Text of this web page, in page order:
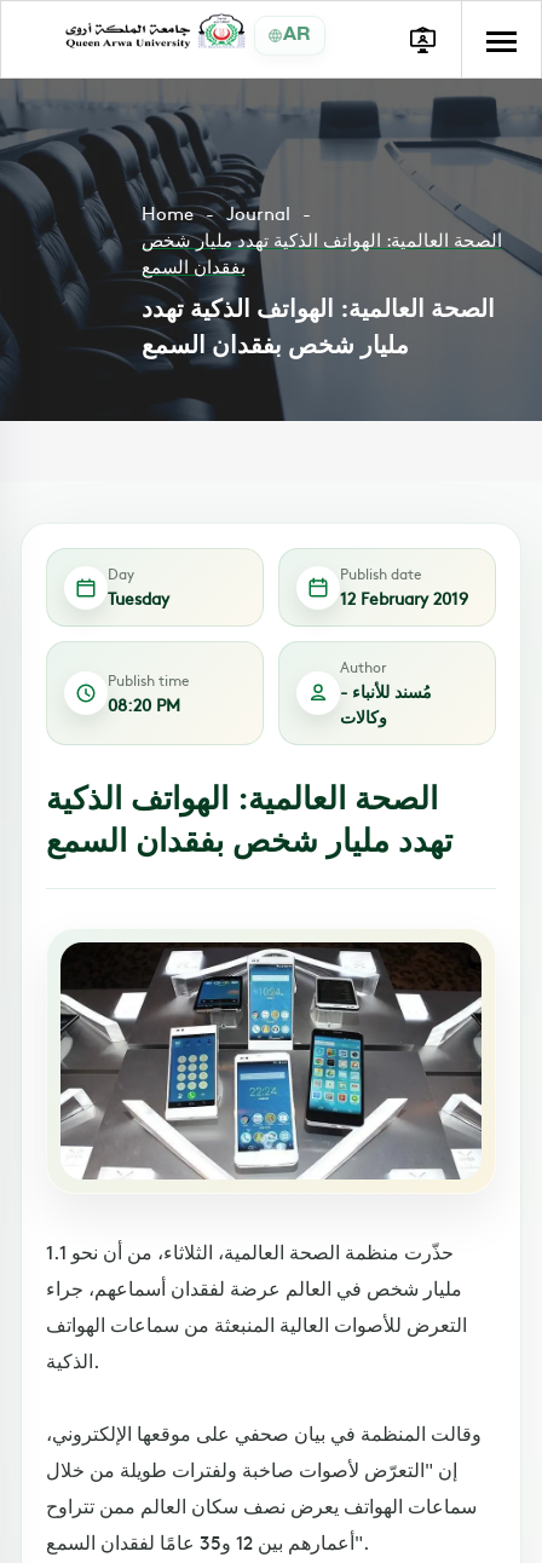
AR
Home
Journal
الصحة العالمية: الهواتف الذكية تهدد مليار شخص
بفقدان السمع
الصحة العالمية: الهواتف الذكية تهدد
مليار شخص بفقدان السمع
Day
Tuesday
Publish date
12 February 2019
Publish time
08:20 PM
Author
مُسند للأنباء -
وكالات
الصحة العالمية: الهواتف الذكية
تهدد مليار شخص بفقدان السمع
حذّرت منظمة الصحة العالمية، الثلاثاء، من أن نحو 1.1
مليار شخص في العالم عرضة لفقدان أسماعهم، جراء
التعرض للأصوات العالية المنبعثة من سماعات الهواتف
الذكية.
وقالت المنظمة في بيان صحفي على موقعها الإلكتروني،
إن "التعرّض لأصوات صاخبة ولفترات طويلة من خلال
سماعات الهواتف يعرض نصف سكان العالم ممن تتراوح
أعمارهم بين 12 و35 عامًا لفقدان السمع".